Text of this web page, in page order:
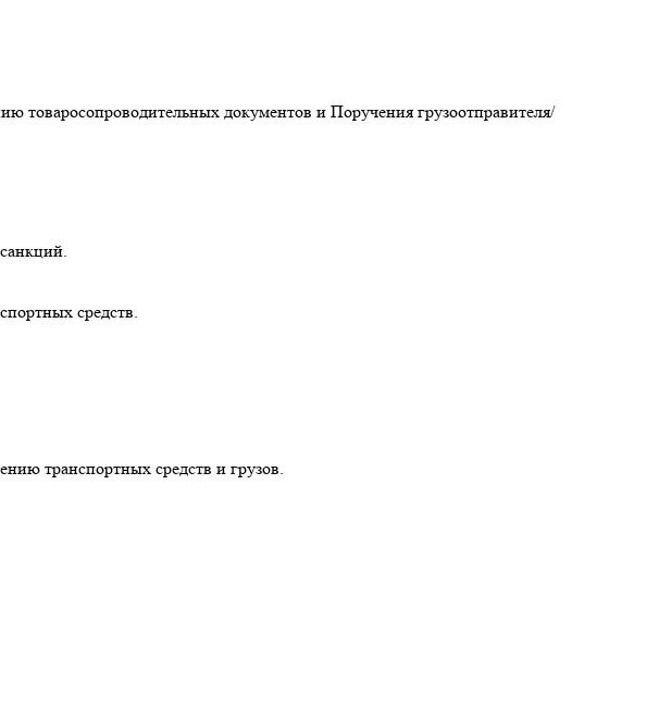
товаросопроводительных документов и Поручения грузоотправителя/
средств.
транспортных средств и грузов.